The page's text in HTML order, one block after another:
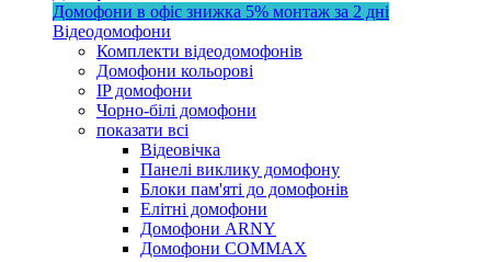
Домофони в офіс знижка 5% монтаж за 2 дні
Відеодомофони
Комплекти відеодомофонів
Домофони кольорові
IP домофони
Чорно-білі домофони
показати всі
Відеовічка
Панелі виклику домофону
Блоки пам'яті до домофонів
Елітні домофони
Домофони ARNY
Домофони COMMAX